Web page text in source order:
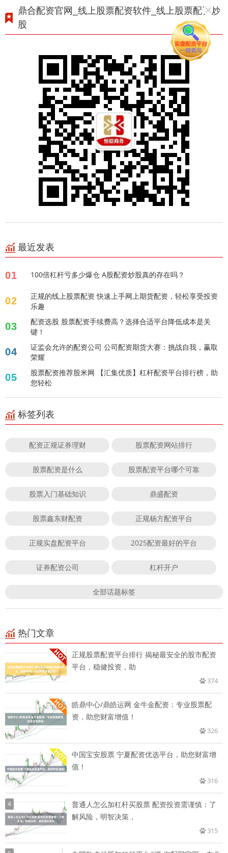
鼎合配资官网_线上股票配资软件_线上股票配资炒
股
最近发表
01 100倍杠杆亏多少爆仓 A股配资炒股真的存在吗？
02
正规的线上股票配资 快速上手网上期货配资，轻松享受投资
乐趣
03
配资选股 股票配资手续费高？选择合适平台降低成本是关
键！
04
证监会允许的配资公司 公司配资期货大赛：挑战自我，赢取
荣耀
05
股票配资推荐股米网 【汇集优质】杠杆配资平台排行榜，助
您轻松
标签列表
配资正规证券理财 股票配资网站排行
股票配资是什么 股票配资平台哪个可靠
股票入门基础知识 鼎盛配资
股票鑫东财配资 正规杨方配资平台
正规实盘配资平台 2025配资最好的平台
证券配资公司 杠杆开户
全部话题标签
热门文章
正规股票配资平台排行 揭秘最安全的股市配资
平台，稳健投资，助
374
皓鼎中心/鼎皓运网 金牛金配资：专业股票配
资，助您财富增值！
326
中国宝安股票 宁夏配资优选平台，助您财富增
值！
316
4
普通人怎么加杠杆买股票 配资投资需谨慎：了
解风险，明智决策，
315